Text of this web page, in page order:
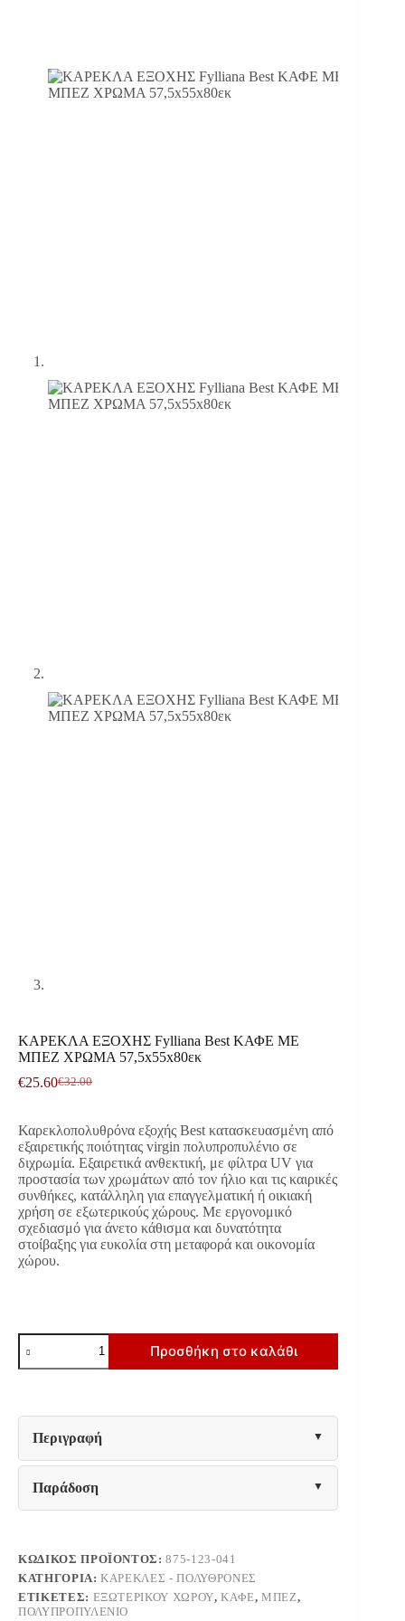
ΚΑΡΕΚΛΑ ΕΞΟΧΗΣ Fylliana Best ΚΑΦΕ ΜΕ
ΜΠΕΖ ΧΡΩΜΑ 57,5x55x80εκ
€32.00
Original
was:
€32.00.
€25.60Η
τιμή
είναι:
€25.60.
Καρεκλοπολυθρόνα εξοχής Best κατασκευασμένη από
εξαιρετικής ποιότητας virgin πολυπροπυλένιο σε
διχρωμία. Eξαιρετικά ανθεκτική, με φίλτρα UV για
προστασία των χρωμάτων από τον ήλιο και τις καιρικές
συνθήκες, κατάλληλη για επαγγελματική ή οικιακή
χρήση σε εξωτερικούς χώρους. Με εργονομικό
σχεδιασμό για άνετο κάθισμα και δυνατότητα
στoίβαξης για ευκολία στη μεταφορά και οικονομία
χώρου.
ΚΑΡΕΚΛΑ
ΕΞΟΧΗΣ
Fylliana
ΜΕ
ΜΠΕΖ
ΧΡΩΜΑ
57,5x55x80εκ
ποσότητα
Προσθήκη στο καλάθι
Περιγραφή
Παράδοση
ΚΩΔΙΚΌΣ ΠΡΟΪΌΝΤΟΣ:875-123-041
ΚΑΤΗΓΟΡΊΑ:ΚΑΡΈΚΛΕΣ - ΠΟΛΥΘΡΌΝΕΣ
ΕΤΙΚΈΤΕΣ: ΕΞΩΤΕΡΙΚΟΎ ΧΏΡΟΥ,ΚΑΦΈ,ΜΠΕΖ,
ΠΟΛΥΠΡΟΠΥΛΈΝΙΟ